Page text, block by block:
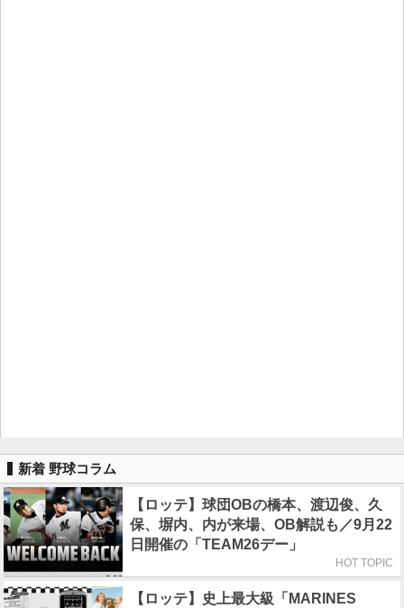
新着 野球コラム
【ロッテ】球団OBの橋本、渡辺俊、久
保、塀内、内が来場、OB解説も／9月22
日開催の「TEAM26デー」
HOT TOPIC
【ロッテ】史上最大級「MARINES